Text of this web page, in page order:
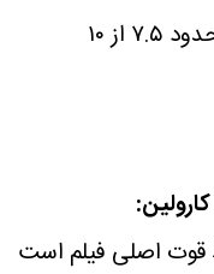
قوت اصلی فیلم است